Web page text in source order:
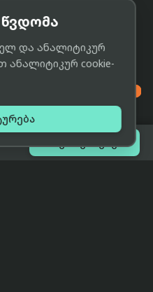
შეთავაზებები

და ანალიტიკურ
ანალიტიკურ cookie-